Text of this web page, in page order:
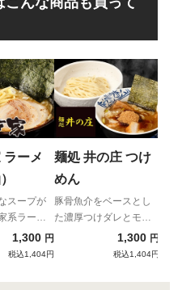
ラーメ
スープが
系ラーメ
1,300 円
税込1,404円
麺処 井の庄 つけ
めん
豚骨魚介をベースとし
た濃厚つけダレとモチ
モチ食感の中太麺1,300 円
税込1,404円